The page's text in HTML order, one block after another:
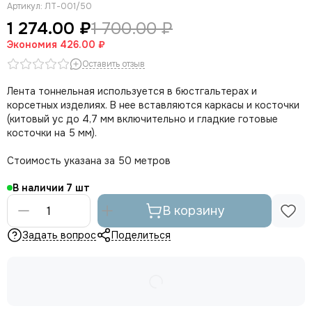
Артикул: ЛТ-001/50
1 274.00 ₽1 700.00 ₽
Экономия 426.00 ₽
Оставить отзыв
Лента тоннельная используется в бюстгальтерах и
корсетных изделиях. В нее вставляются каркасы и косточки
(китовый ус до 4,7 мм включительно и гладкие готовые
косточки на 5 мм).
Стоимость указана за 50 метров
В наличии 7
В корзину
Задать вопрос Поделиться